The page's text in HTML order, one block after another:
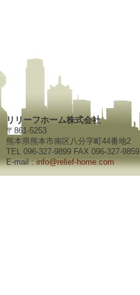
リリーフホーム株式会社
〒861-5253
熊本県熊本市南区八分字町44番地2
TEL 096-327-9899 FAX 096-327-9859
E-mail :info@relief-home.com